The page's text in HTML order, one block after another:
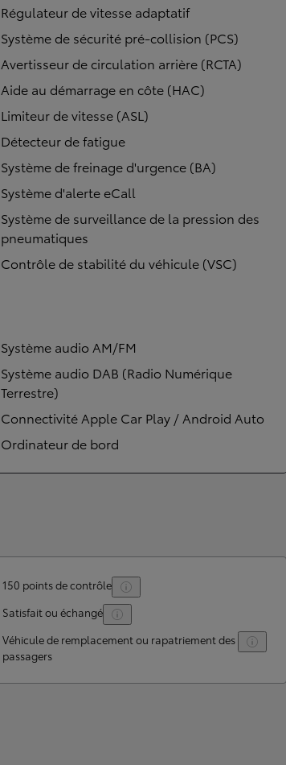
Régulateur de vitesse adaptatif
Système de sécurité pré-collision (PCS)
Avertisseur de circulation arrière (RCTA)
Aide au démarrage en côte (HAC)
Limiteur de vitesse (ASL)
Détecteur de fatigue
Système de freinage d'urgence (BA)
Système d'alerte eCall
Système de surveillance de la pression des
pneumatiques
Contrôle de stabilité du véhicule (VSC)
Système audio AM/FM
Système audio DAB (Radio Numérique
Terrestre)
Connectivité Apple Car Play / Android Auto
Ordinateur de bord
150 points de contrôle
Satisfait ou échangé
Véhicule de remplacement ou rapatriement des
passagers